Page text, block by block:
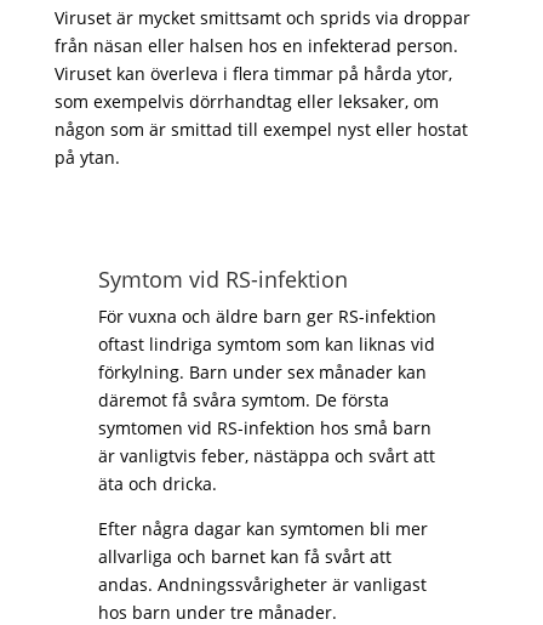
Viruset är mycket smittsamt och sprids via droppar
från näsan eller halsen hos en infekterad person.
Viruset kan överleva i flera timmar på hårda ytor,
som exempelvis dörrhandtag eller leksaker, om
någon som är smittad till exempel nyst eller hostat
på ytan.
Symtom vid RS-infektion
För vuxna och äldre barn ger RS-infektion
oftast lindriga symtom som kan liknas vid
förkylning. Barn under sex månader kan
däremot få svåra symtom. De första
symtomen vid RS-infektion hos små barn
är vanligtvis feber, nästäppa och svårt att
äta och dricka.
Efter några dagar kan symtomen bli mer
allvarliga och barnet kan få svårt att
andas. Andningssvårigheter är vanligast
hos barn under tre månader.